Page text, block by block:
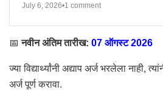
July 6, 2026•1 comment
📅नवीन अंतिम तारीख: 07 ऑगस्ट 2026
ज्या विद्यार्थ्यांनी अद्याप अर्ज भरलेला नाही,
अर्ज पूर्ण करावा.